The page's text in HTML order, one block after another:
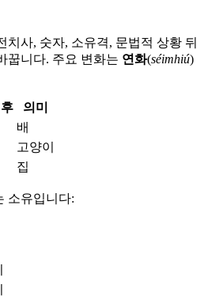
치사, 숫자, 소유격, 문법적 상황 뒤
꿉니다. 주요 변화는 연화(séimhiú)
의미
배
고양이
집
소유입니다: